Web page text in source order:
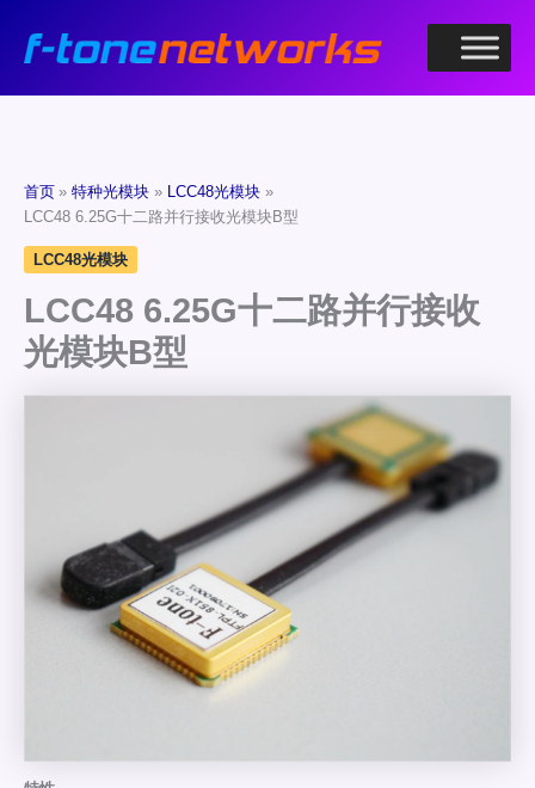
首页 特种光模块
LCC48光模块
LCC48 6.25G十二路并行接收光模块B型
LCC48光模块
LCC48 6.25G十二路并行接收
光模块B型